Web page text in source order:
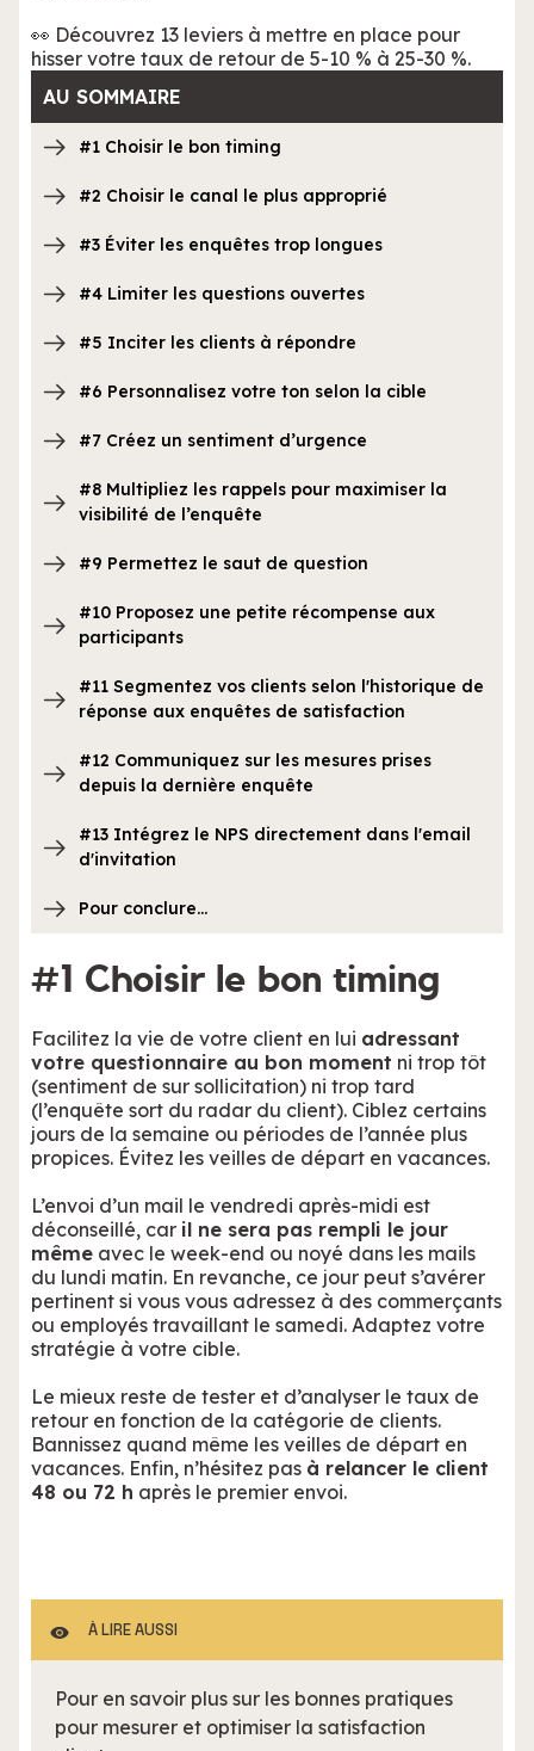
👀 Découvrez 13 leviers à mettre en place pour
hisser votre taux de retour de 5-10 % à 25-30 %.
AU SOMMAIRE
#1 Choisir le bon timing
#2 Choisir le canal le plus approprié
#3 Éviter les enquêtes trop longues
#4 Limiter les questions ouvertes
#5 Inciter les clients à répondre
#6 Personnalisez votre ton selon la cible
#7 Créez un sentiment d’urgence
#8 Multipliez les rappels pour maximiser la
visibilité de l’enquête
#9 Permettez le saut de question
#10 Proposez une petite récompense aux
participants
#11 Segmentez vos clients selon l'historique de
réponse aux enquêtes de satisfaction
#12 Communiquez sur les mesures prises
depuis la dernière enquête
#13 Intégrez le NPS directement dans l'email
d'invitation
Pour conclure…
#1 Choisir le bon timing
Facilitez la vie de votre client en lui adressant
votre questionnaire au bon moment ni trop tôt
(sentiment de sur sollicitation) ni trop tard
(l’enquête sort du radar du client). Ciblez certains
jours de la semaine ou périodes de l’année plus
propices. Évitez les veilles de départ en vacances.
L’envoi d’un mail le vendredi après-midi est
déconseillé, car il ne sera pas rempli le jour
même avec le week-end ou noyé dans les mails
du lundi matin. En revanche, ce jour peut s’avérer
pertinent si vous vous adressez à des commerçants
ou employés travaillant le samedi. Adaptez votre
stratégie à votre cible.
Le mieux reste de tester et d’analyser le taux de
retour en fonction de la catégorie de clients.
Bannissez quand même les veilles de départ en
vacances. Enfin, n’hésitez pas à relancer le client
48 ou 72 h après le premier envoi.
À LIRE AUSSI
Pour en savoir plus sur les bonnes pratiques
pour mesurer et optimiser la satisfaction